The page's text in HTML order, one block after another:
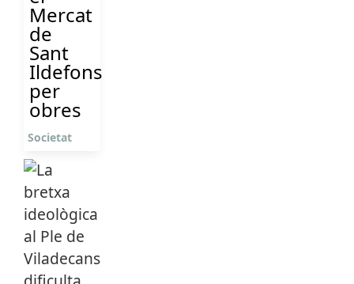
Mercat
de
Sant
Ildefons
per
obres
Societat